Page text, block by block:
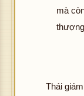
mà
Thái